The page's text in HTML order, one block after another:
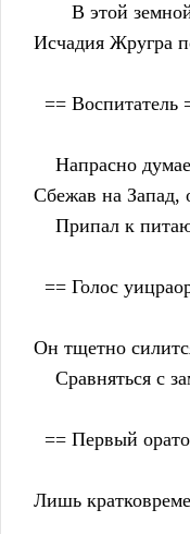
В этой
Исчадия Жругра
== Воспитатель
Напрасно
Сбежав на
Припал к
== Голос
Он тщетно
Сравняться с
== Первый
Лишь